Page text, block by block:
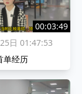
00:03:49
日 01:47:53
单经历